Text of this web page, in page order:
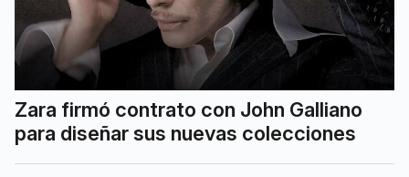
Zara firmó contrato con John Galliano
para diseñar sus nuevas colecciones